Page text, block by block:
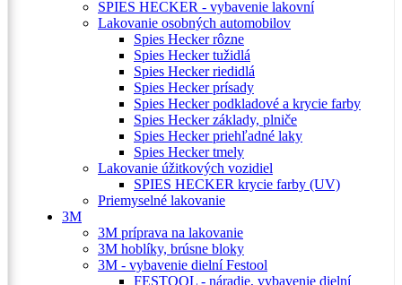
SPIES HECKER - vybavenie lakovní
Lakovanie osobných automobilov
Spies Hecker rôzne
Spies Hecker tužidlá
Spies Hecker riedidlá
Spies Hecker prísady
Spies Hecker podkladové a krycie farby
Spies Hecker základy, plniče
Spies Hecker priehľadné laky
Spies Hecker tmely
Lakovanie úžitkových vozidiel
SPIES HECKER krycie farby (UV)
Priemyselné lakovanie
3M
3M príprava na lakovanie
3M hoblíky, brúsne bloky
3M - vybavenie dielní Festool
FESTOOL - náradie, vybavenie dielní